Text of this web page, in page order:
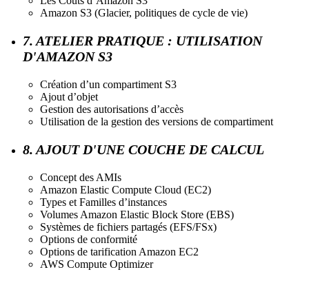
Amazon S3 (Glacier, politiques de cycle de vie)
7. ATELIER PRATIQUE : UTILISATION
D'AMAZON S3
Création d’un compartiment S3
Ajout d’objet
Gestion des autorisations d’accès
Utilisation de la gestion des versions de compartiment
8. AJOUT D'UNE COUCHE DE CALCUL
Concept des AMIs
Amazon Elastic Compute Cloud (EC2)
Types et Familles d’instances
Volumes Amazon Elastic Block Store (EBS)
Systèmes de fichiers partagés (EFS/FSx)
Options de conformité
Options de tarification Amazon EC2
AWS Compute Optimizer